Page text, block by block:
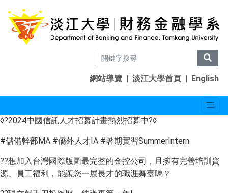
網站導覽 | 淡江大學首頁 | English
◊?2024中國信託人才招募計畫熱烈招募中?◊
#儲備幹部MA #僑外人才IA #暑期實習SummerIntern
??想加入台灣國際版圖最完整的金控公司，且擁有完善培訓資
源、員工福利，能讓您一展長才的職涯舞臺嗎？